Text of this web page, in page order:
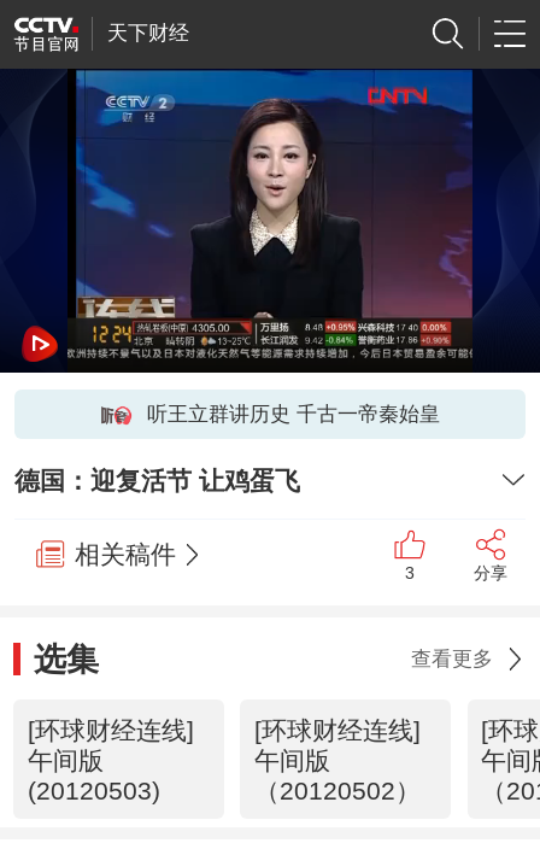
天下财经
听王立群讲历史 千古一帝秦始皇
德国：迎复活节 让鸡蛋飞
相关稿件
3 分享
选集 查看更多
[环球财经连线]
午间版
(20120503)
[环球财经连线]
午间版
（20120502）
[环
午间
（